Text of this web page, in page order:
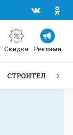
Скидки Реклама
СТРОИТЕЛЬСТВО